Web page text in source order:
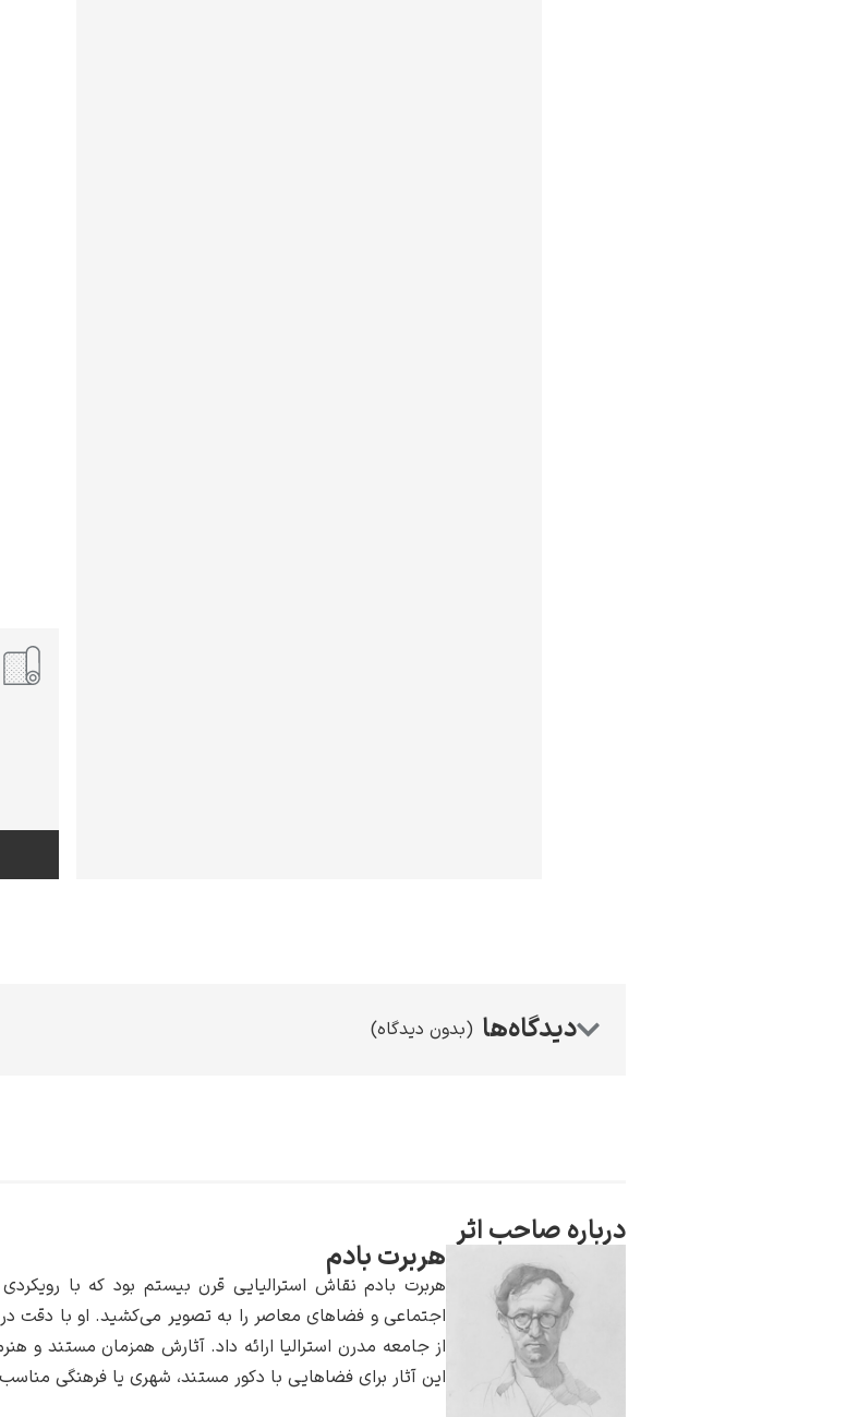
(بدون دیدگاه)
درباره صاحب اثر
هربرت بادم
هربرت بادم نقاش استرالیایی قرن بیستم بود که با
اجتماعی و فضاهای معاصر را به تصویر می‌کشید. او با دقت
از جامعه مدرن استرالیا ارائه داد. آثارش همزمان مستند و
این آثار برای فضاهایی با دکور مستند، شهری یا فرهنگی